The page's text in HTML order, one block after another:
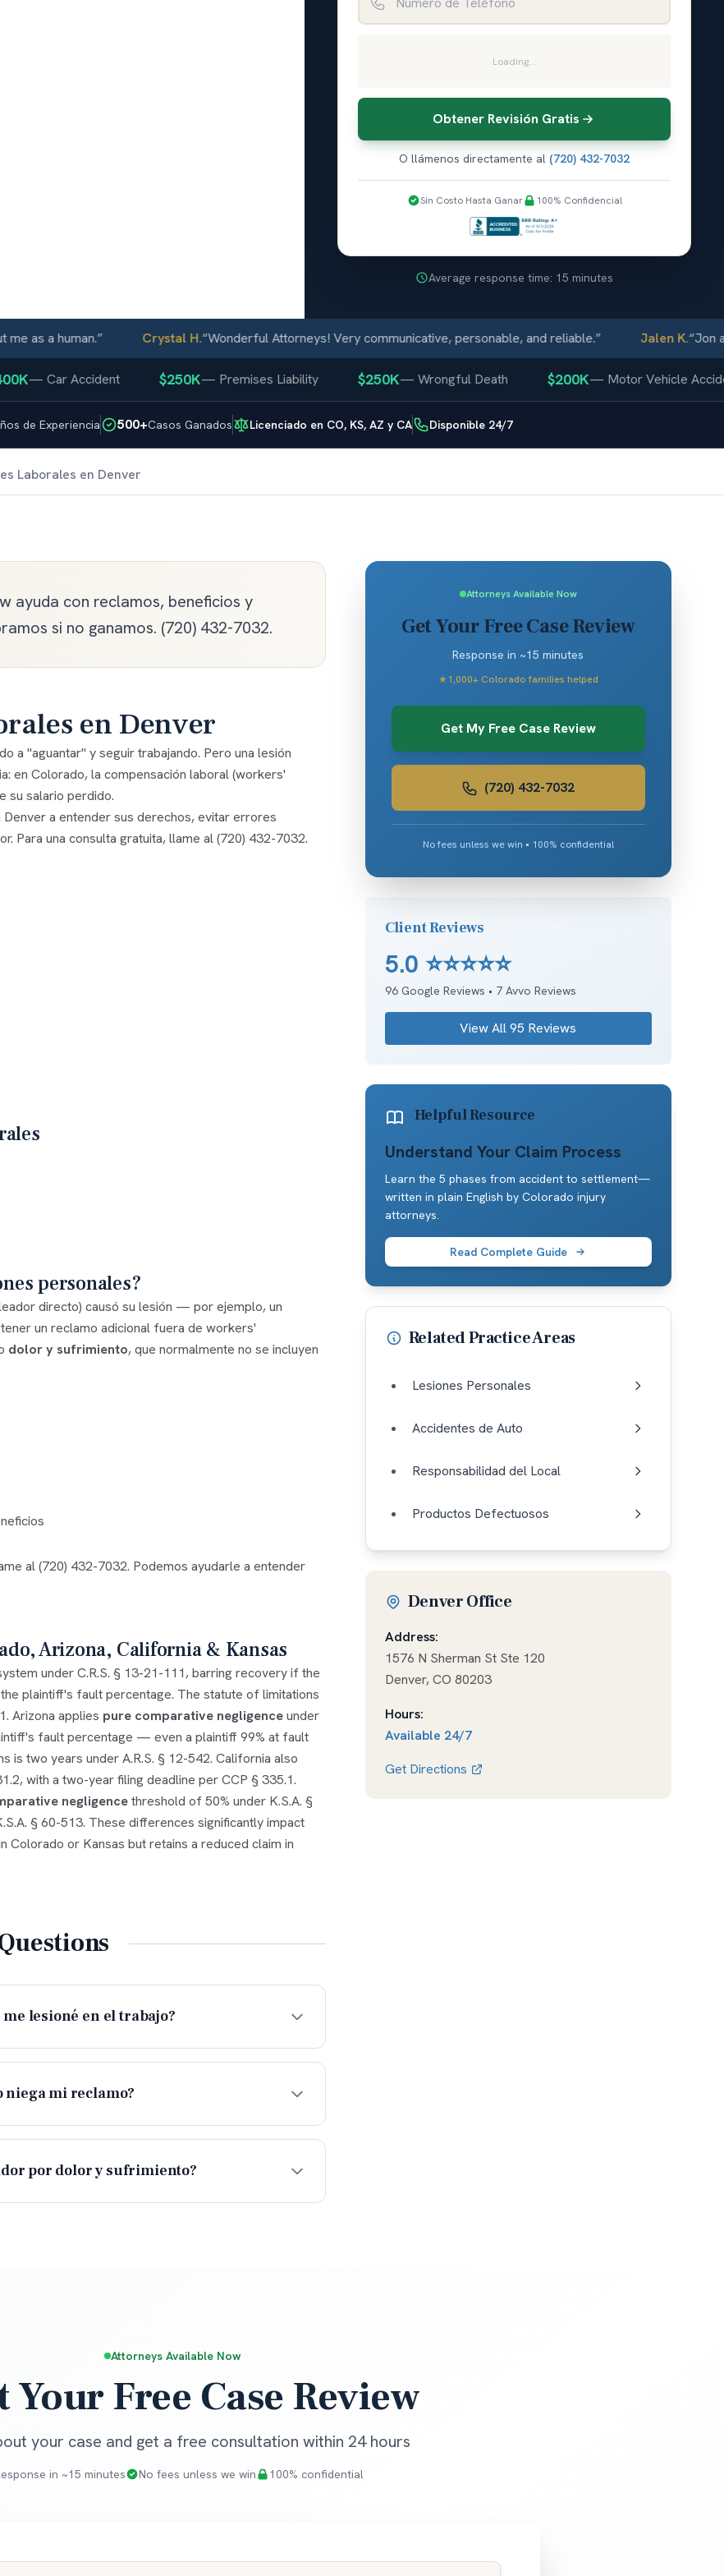
Loading...
Obtener Revisión Gratis
O llámenos directamente al (720) 432-7032
Sin Costo Hasta Ganar 100% Confidencial
Average response time: 15 minutes
a human.” Crystal H.“Wonderful Attorneys! Very communicative, personable, and reliable.” Jalen K.“Jon and
—Car Accident $250K—Premises Liability $250K—Wrongful Death $200K—Motor Vehicle Accident
de Experiencia 500+Casos Ganados Licenciado en CO, KS, AZ y CA Disponible 24/7
Laborales en Denver
ayuda con reclamos, beneficios y
si no ganamos. (720) 432-7032.
en Denver
a "aguantar" y seguir trabajando. Pero una lesión
en Colorado, la compensación laboral (workers'
su salario perdido.
a entender sus derechos, evitar errores
Para una consulta gratuita, llame al(720) 432-7032.
personales?
directo) causó su lesión — por ejemplo, un
un reclamo adicional fuera de workers'
dolor y sufrimiento, que normalmente no se incluyen
al(720) 432-7032. Podemos ayudarle a entender
Arizona, California & Kansas
under C.R.S. § 13-21-111, barring recovery if the
plaintiff's fault percentage. The statute of limitations
Arizona applies pure comparative negligenceunder
fault percentage — even a plaintiff 99% at fault
is two years under A.R.S. § 12-542. California also
with a two-year filing deadline per CCP § 335.1.
negligencethreshold of 50% under K.S.A. §
§ 60-513. These differences significantly impact
or Kansas but retains a reduced claim in
lesioné en el trabajo?
niega mi reclamo?
por dolor y sufrimiento?
Attorneys Available Now
Get Your Free Case Review
Response in ~15 minutes
★1,000+ Colorado families helped
Get My Free Case Review
(720) 432-7032
No fees unless we win • 100% confidential
Client Reviews
5.0 ⭐⭐⭐⭐⭐
96Google Reviews • 7Avvo Reviews
View All95 Reviews
Helpful Resource
Understand Your Claim Process
Learn the 5 phases from accident to settlement—
written in plain English by Colorado injury
attorneys.
Read Complete Guide
Related Practice Areas
Lesiones Personales
Accidentes de Auto
Responsabilidad del Local
Productos Defectuosos
Denver Office
Address:
1576 N Sherman St Ste 120
Denver,CO 80203
Hours:
Available 24/7
Get Directions
Attorneys Available Now
Your Free Case Review
your case and get a free consultation within 24 hours
in ~15 minutes No fees unless we win 100% confidential